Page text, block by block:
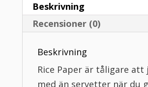
Beskrivning
Recensioner (0)
Beskrivning
Rice Paper är tåligare att
med än servetter när du